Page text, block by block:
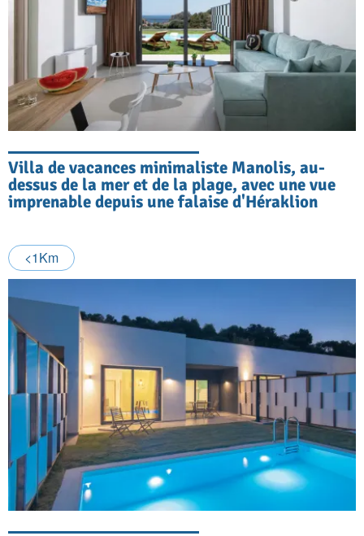
Villa de vacances minimaliste Manolis, au-
dessus de la mer et de la plage, avec une vue
imprenable depuis une falaise d'Héraklion
<1Km